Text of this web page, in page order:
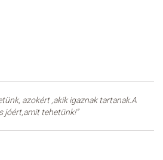
azokért ,akik igaznak tartanak.A
jóért,amit tehetünk!”